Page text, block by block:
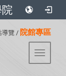
導覽 / 院館專區
Toggle